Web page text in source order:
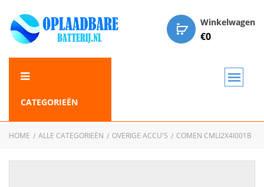
Winkelwagen
€0
CATEGORIEËN
HOME ALLE CATEGORIEËN OVERIGE ACCU'S COMEN CMLI2X4I001B